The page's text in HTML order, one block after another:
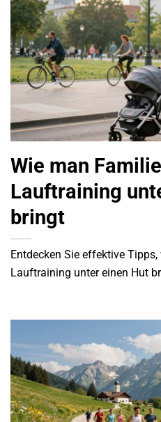
Wie man
Lauftraining
bringt
Entdecken Sie effektive
Lauftraining unter einen Hut